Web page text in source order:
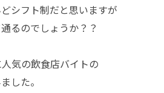
シフト制だと思いますが
るのでしょうか？？
気の飲食店バイトの
した。